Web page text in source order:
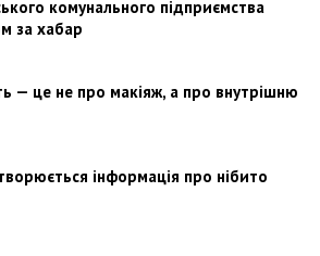
комунального підприємства
за хабар
— це не про макіяж, а про внутрішню
інформація про нібито